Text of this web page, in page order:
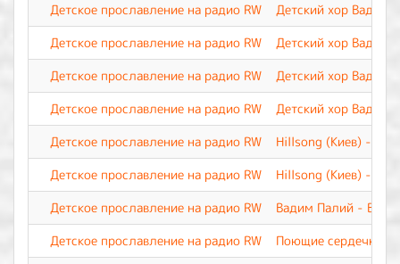
Детское прославление на радио RW
Детский хор
Детское прославление на радио RW
Детский хор
Детское прославление на радио RW
Детский хор Вадима
Детское прославление на радио RW
Детский хор
Детское прославление на радио RW
Hillsong (Киев) -
Детское прославление на радио RW
Hillsong (Киев) -
Детское прославление на радио RW
Вадим Палий - Весь
Детское прославление на радио RW
Поющие сердечки -